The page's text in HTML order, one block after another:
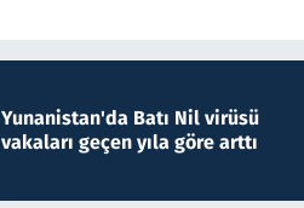
Yunanistan'da Batı Nil virüsü
vakaları geçen yıla göre arttı